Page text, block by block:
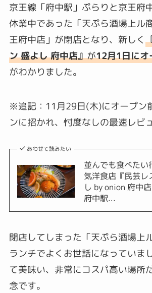
京王線「府中駅」ぷらりと京王府
休業中であった「天ぷら酒場上ル
王府中店」が閉店となり、新しく
ン 盛よし 府中店』が12月1日にオ
がわかりました。
※追記：11月29日(木)にオープン
ンに招かれ、忖度なしの最速レビ
あわせて読みたい
並んでも食べたい
気洋食店『民芸レ
し by onion 府中
府中駅...
閉店してしまった「天ぷら酒場上
ランチでよくお世話になっていま
て美味い、非常にコスパ高い場所
念です。